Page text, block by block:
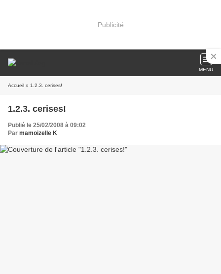
Publicité
MENU
Accueil » 1.2.3. cerises!
1.2.3. cerises!
Publié le 25/02/2008 à 09:02
Par mamoizelle K